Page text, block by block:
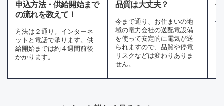
申込方法・供給開始まで
の流れを教えて！
方法は２通り。インターネ
ットと電話で承ります。供
給開始までは約４週間前後
かかります。
品質は大丈夫？
今まで通り、お住まいの地
域の電力会社の送配電設備
を使って安定的に電気が送
られますので、品質や停電
リスクなどは変わりありま
せん。
停
照